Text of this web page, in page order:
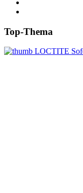
Top-Thema